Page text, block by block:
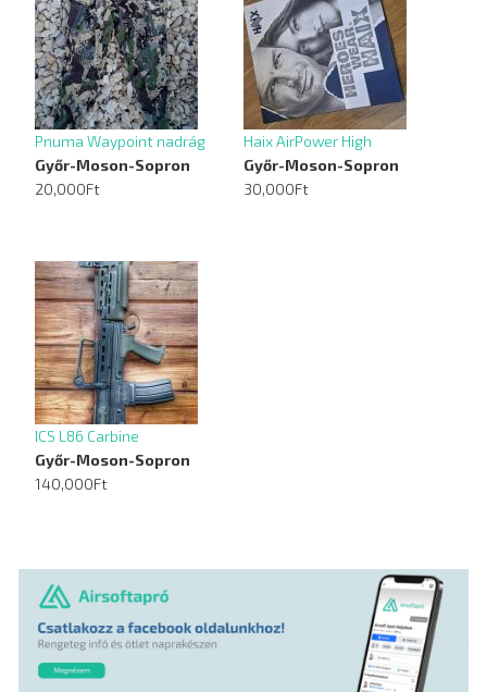
Pnuma Waypoint nadrág
Győr-Moson-Sopron
20,000Ft
Haix AirPower High
Győr-Moson-Sopron
30,000Ft
ICS L86 Carbine
Győr-Moson-Sopron
140,000Ft